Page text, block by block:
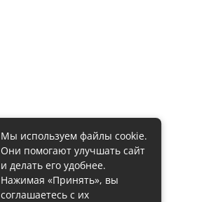
Мы используем файлы cookie.
Они помогают улучшать сайт
и делать его удобнее.
Нажимая «Принять», вы
соглашаетесь с их